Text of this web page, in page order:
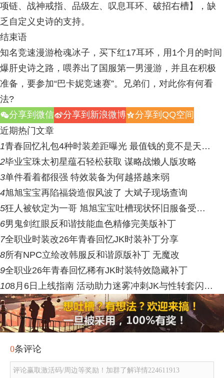
项链、战神戒指、品级左、叹息耳环、破招右槽】，缺
乏自定义史诗的支持。
结束语
知名竞速漫游枪魂冰子，买下红17耳环，用1个月的时间
爆肝史诗之路，喂养出了国服第一男漫游，并且在积极
准备，要参加“巴卡妮竞速赛”。兄弟们，对此你有何看
法?
w分享到微信t分享到新浪微博z分享到QQ空间
近期热门文章
1青春回忆礼包4种时装差距曝光 最值钱的竟不是天…
2毕业宝珠太初星蕴石轻松获取 谋略战懒人版攻略
3单件看着都很强 特效装备为何越搭越来弱
4旭旭宝宝再陷福袋造假风波了 大斌子现场查询
5狂人被钦定为一哥 旭旭宝宝吐槽现状怀旧服备受…
6男鬼剑红眼反和谐技能血色精修完美版补丁
7全职业时装改26年青春回忆JK时装补丁分享
8所有NPC立绘改韩服反和谐原版补丁 无魔改
9全职业26年青春回忆稀有JK时装特效隐藏补丁
108月6日上线指南 活动助力迷雾冲刺JK与性转套闪…
0条评论
评论赢取激活码/周边等奖励！加群了解详情224611913